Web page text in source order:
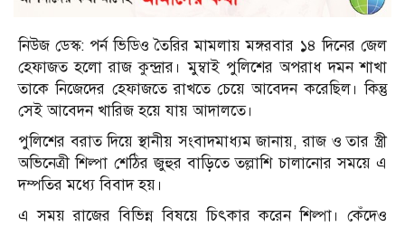
নিউজ ডেস্ক: পর্ন ভিডিও তৈরির মামলায় মঙ্গরবার ১৪ দিনের জেল
হেফাজত হলো রাজ কুন্দ্রার। মুম্বাই পুলিশের অপরাধ দমন শাখা
তাকে নিজেদের হেফাজতে রাখতে চেয়ে আবেদন করেছিল। কিন্তু
সেই আবেদন খারিজ হয়ে যায় আদালতে।
পুলিশের বরাত দিয়ে স্থানীয় সংবাদমাধ্যম জানায়, রাজ ও তার স্ত্রী
অভিনেত্রী শিল্পা শেঠির জুহুর বাড়িতে তল্লাশি চালানোর সময়ে এ
দম্পতির মধ্যে বিবাদ হয়।
এ সময় রাজের বিভিন্ন বিষয়ে চিৎকার করেন শিল্পা। কেঁদেও